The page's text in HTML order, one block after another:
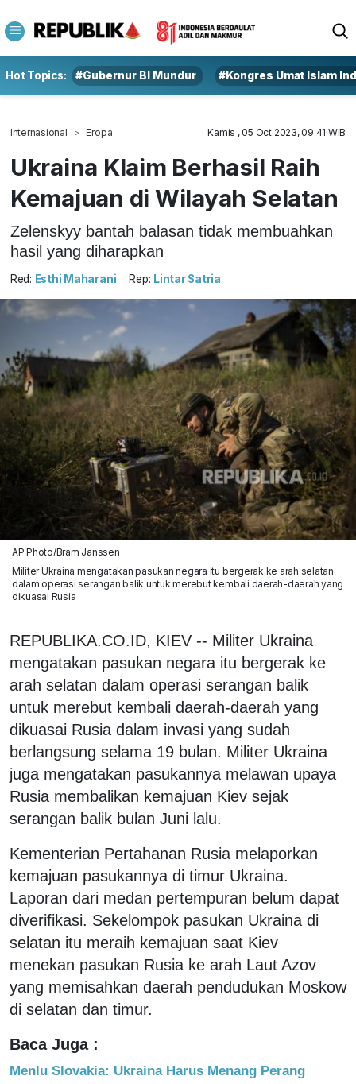
Hot Topics: #Gubernur BI Mundur #Kongres Umat Islam
Internasional Eropa Kamis , 05 Oct 2023, 09:41 WIB
Ukraina Klaim Berhasil Raih
Kemajuan di Wilayah Selatan
Zelenskyy bantah balasan tidak membuahkan
hasil yang diharapkan
Red: Esthi Maharani Rep: Lintar Satria
AP Photo/Bram Janssen
Militer Ukraina mengatakan pasukan negara itu bergerak ke arah selatan
dalam operasi serangan balik untuk merebut kembali daerah-daerah yang
dikuasai Rusia
REPUBLIKA.CO.ID, KIEV -- Militer Ukraina
mengatakan pasukan negara itu bergerak ke
arah selatan dalam operasi serangan balik
untuk merebut kembali daerah-daerah yang
dikuasai Rusia dalam invasi yang sudah
berlangsung selama 19 bulan. Militer Ukraina
juga mengatakan pasukannya melawan upaya
Rusia membalikan kemajuan Kiev sejak
serangan balik bulan Juni lalu.
Kementerian Pertahanan Rusia melaporkan
kemajuan pasukannya di timur Ukraina.
Laporan dari medan pertempuran belum dapat
diverifikasi. Sekelompok pasukan Ukraina di
selatan itu meraih kemajuan saat Kiev
menekan pasukan Rusia ke arah Laut Azov
yang memisahkan daerah pendudukan Moskow
di selatan dan timur.
Baca Juga :
Menlu Slovakia: Ukraina Harus Menang Perang